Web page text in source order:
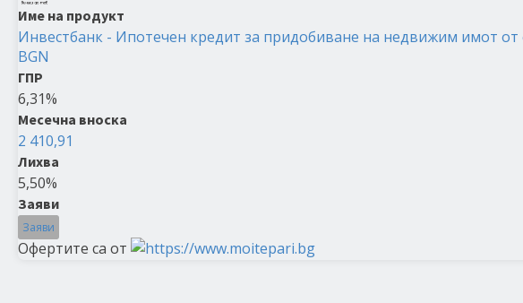
Име на продукт
Инвестбанк - Ипотечен кредит за придобиване на недвижим имот
BGN
ГПР
6,31%
Месечна вноска
2 410,91
Лихва
5,50%
Заяви
Заяви
Офертите са от